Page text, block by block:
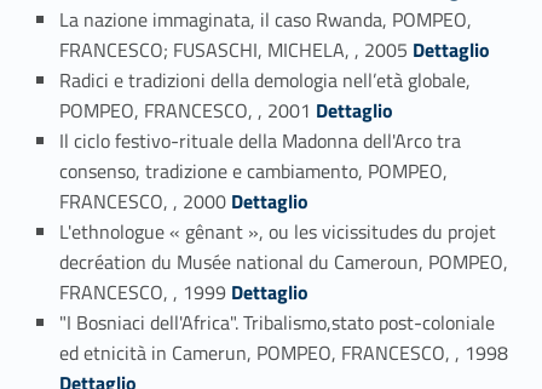
La nazione immaginata, il caso Rwanda, POMPEO,
FRANCESCO; FUSASCHI, MICHELA, , 2005 Link identifier #identifier_person_81383-16
Dettaglio
Radici e tradizioni della demologia nell’età globale,
POMPEO, FRANCESCO, , 2001Link identifier #identifier_person_71270-17
Dettaglio
Il ciclo festivo-rituale della Madonna dell'Arco tra
consenso, tradizione e cambiamento, POMPEO,
FRANCESCO, , 2000 Link identifier #identifier_person_101149-18
Dettaglio
L'ethnologue « gênant », ou les vicissitudes du projet
decréation du Musée national du Cameroun, POMPEO,
FRANCESCO, , 1999 Link identifier #identifier_person_79026-19
Dettaglio
"I Bosniaci dell'Africa". Tribalismo,stato post-coloniale
ed etnicità in Camerun, POMPEO, FRANCESCO, , 1998
Dettaglio